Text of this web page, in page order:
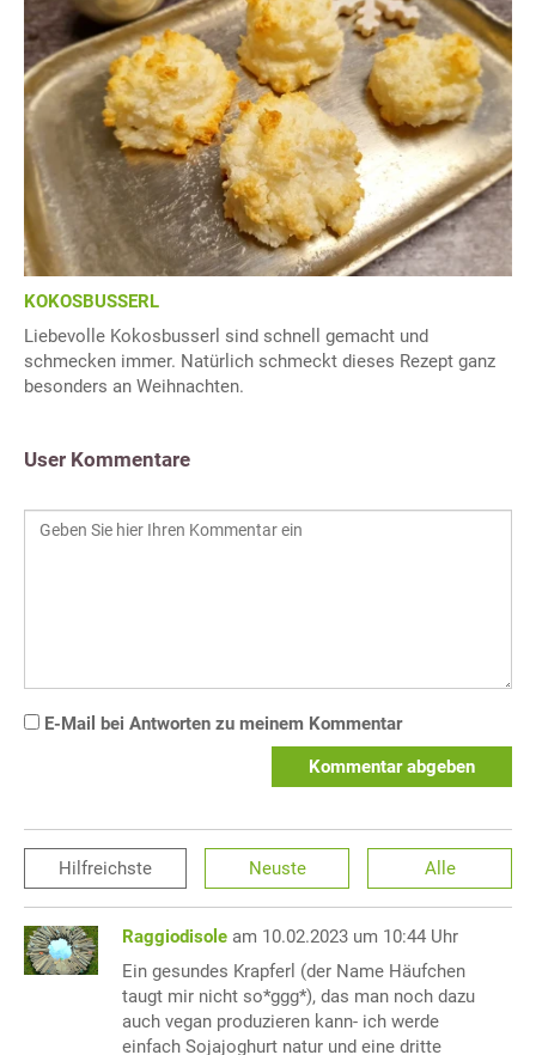
KOKOSBUSSERL
Liebevolle Kokosbusserl sind schnell gemacht und
schmecken immer. Natürlich schmeckt dieses Rezept ganz
besonders an Weihnachten.
User Kommentare
E-Mail bei Antworten zu meinem Kommentar
Kommentar abgeben
Hilfreichste Neuste Alle
Raggiodisole am 10.02.2023 um 10:44 Uhr
Ein gesundes Krapferl (der Name Häufchen
taugt mir nicht so*ggg*), das man noch dazu
auch vegan produzieren kann- ich werde
einfach Sojajoghurt natur und eine dritte